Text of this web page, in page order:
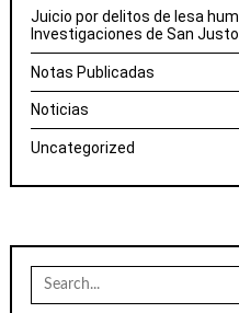
Juicio por delitos de lesa
Investigaciones de San Justo
Notas Publicadas
Noticias
Uncategorized
Search
for: